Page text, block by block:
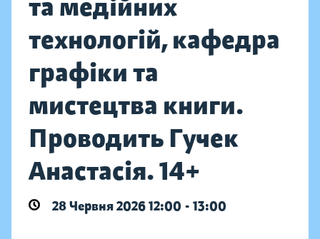
та медійних
технологій, кафедра
графіки та
мистецтва книги.
Проводить Гучек
Анастасія. 14+
28 Червня 2026 12:00 - 13:00